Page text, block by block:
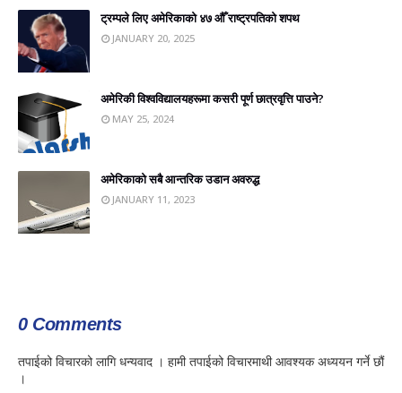
ट्रम्पले लिए अमेरिकाको ४७ औँ राष्ट्रपतिको शपथ
JANUARY 20, 2025
अमेरिकी विश्वविद्यालयहरूमा कसरी पूर्ण छात्रवृत्ति पाउने?
MAY 25, 2024
अमेरिकाको सबै आन्तरिक उडान अवरुद्ध
JANUARY 11, 2023
0 Comments
तपाईको विचारको लागि धन्यवाद । हामी तपाईको विचारमाथी आवश्यक अध्ययन गर्ने छौं
।